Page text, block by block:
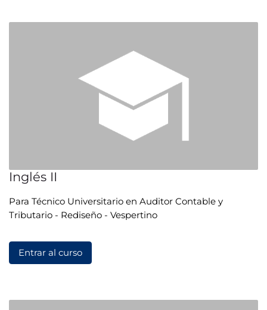
Inglés II
Para Técnico Universitario en Auditor Contable y
Tributario - Rediseño - Vespertino
Entrar al curso